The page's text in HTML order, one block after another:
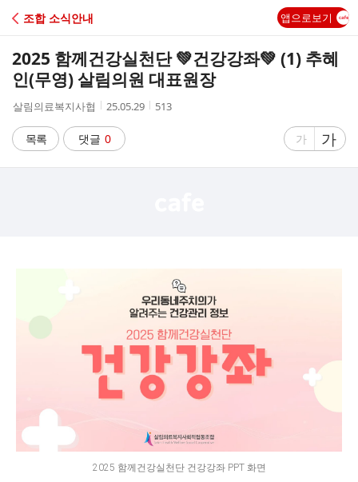
C
A
조합 소식안내 앱으로보기
2025 함께건강실천단 💚건강강좌💚 (1) 추혜
인(무영) 살림의원 대표원장
작
자
살림의료복지사협
작
시
간
25.05.29
조
513
목록 댓글 0
글
가
글
자
가
2025 함께건강실천단 건강강좌 PPT 화면